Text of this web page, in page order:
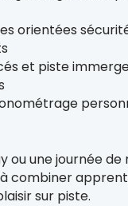
orientées
et piste
ou une journée de
combiner
sur piste.